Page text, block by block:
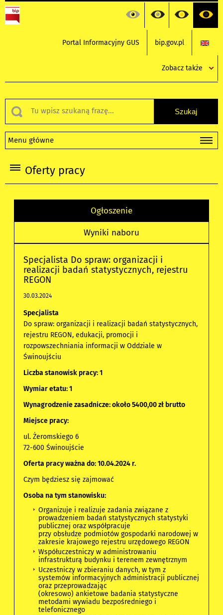
Portal Informacyjny GUS bip.gov.pl
Zobacz także
Menu główne
Oferty pracy
Ogłoszenie
Wyniki naboru
Specjalista Do spraw: organizacji i
realizacji badań statystycznych, rejestru
REGON
30.03.2024
Specjalista
Do spraw: organizacji i realizacji badań statystycznych,
rejestru REGON, edukacji, promocji i
rozpowszechniania informacji w Oddziale w
Świnoujściu
Liczba stanowisk pracy: 1
Wymiar etatu: 1
Wynagrodzenie zasadnicze: około 5400,00 zł brutto
Miejsce pracy:
ul. Żeromskiego 6
72-600 Świnoujście
Oferta pracy ważna do: 10.04.2024 r.
Czym będziesz się zajmować
Osoba na tym stanowisku:
Organizuje i realizuje zadania związane z
prowadzeniem badań statystycznych statystyki
publicznej oraz współpracuje
przy obsłudze podmiotów gospodarki narodowej w
zakresie krajowego rejestru urzędowego REGON
Współuczestniczy w administrowaniu
infrastrukturą budynku i terenem zewnętrznym
Uczestniczy w zbieraniu danych, w tym z
systemów informacyjnych administracji publicznej
oraz przeprowadzając
(okresowo) ankietowe badania statystyczne
metodami wywiadu bezpośredniego i
telefonicznego